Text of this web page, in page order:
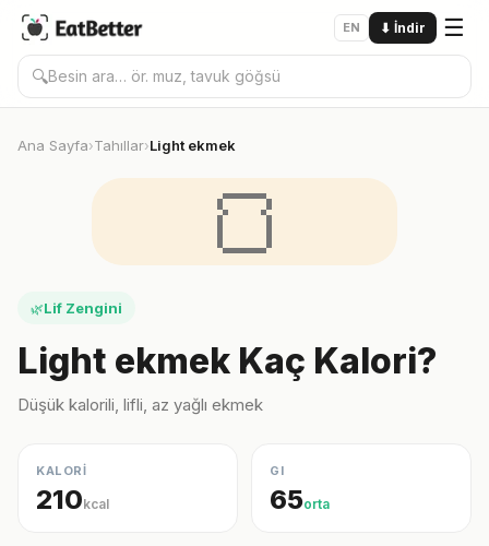
EN ⬇ İndir ☰
🔍
Ana Sayfa›Tahıllar›Light ekmek
🍞
🌿Lif Zengini
Light ekmek Kaç Kalori?
Düşük kalorili, lifli, az yağlı ekmek
KALORİ
210kcal
GI
65orta